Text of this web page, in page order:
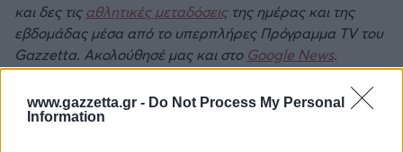
www.gazzetta.gr - Do Not Process My Personal
Information
και δες τιςαθλητικές μεταδόσειςτης ημέρας και της
εβδομάδας μέσα από το υπερπλήρες Πρόγραμμα TV του
Gazzetta. Ακολούθησέ μας και στο Google News.